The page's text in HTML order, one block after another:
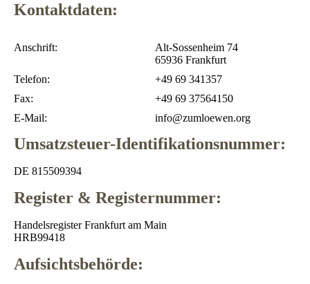
Kontaktdaten:
Anschrift:
Alt-Sossenheim 74
65936 Frankfurt
Telefon:
+49 69 341357
Fax:
+49 69 37564150
E-Mail:
info@zumloewen.org
Umsatzsteuer-Identifikationsnummer:
DE 815509394
Register & Registernummer:
Handelsregister Frankfurt am Main
HRB99418
Aufsichtsbehörde: